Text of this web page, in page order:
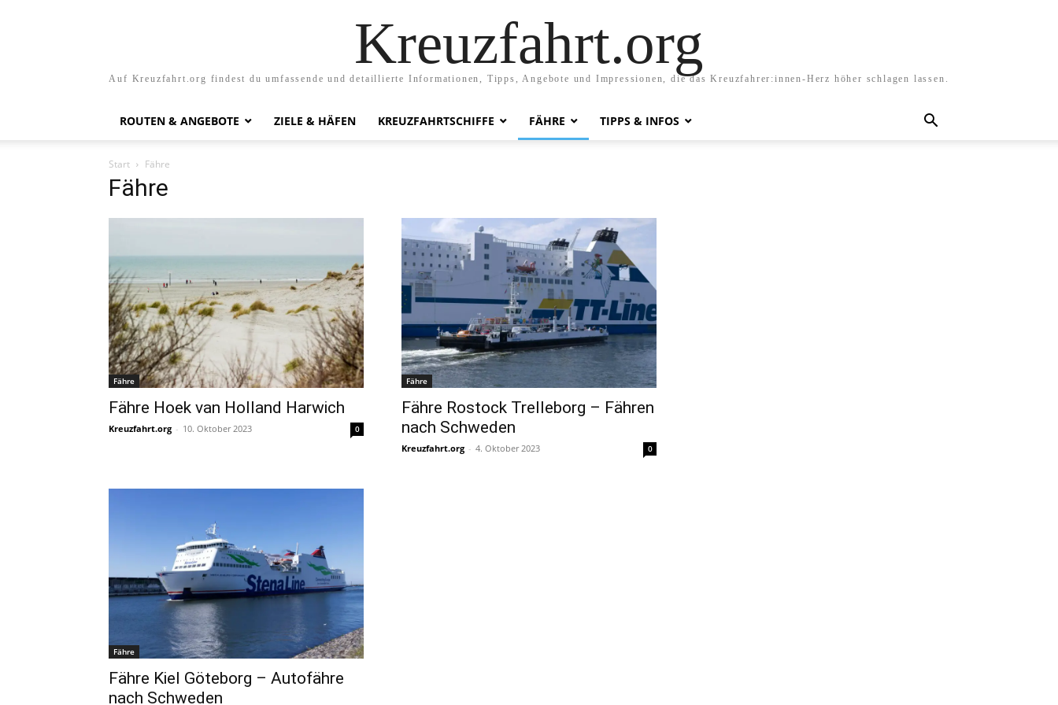
Kreuzfahrt.org
Auf Kreuzfahrt.org findest du umfassende und detaillierte Informationen, Tipps, Angebote und Impressionen, die das Kreuzfahrer:innen-Herz höher schlagen lassen.
ROUTEN & ANGEBOTE ZIELE & HÄFEN KREUZFAHRTSCHIFFE FÄHRE TIPPS & INFOS
Start Fähre
Fähre
Fähre
Fähre Hoek van Holland Harwich
Kreuzfahrt.org - 10. Oktober 2023 0
Fähre
Fähre Rostock Trelleborg – Fähren
nach Schweden
Kreuzfahrt.org - 4. Oktober 2023 0
Fähre
Fähre Kiel Göteborg – Autofähre
nach Schweden